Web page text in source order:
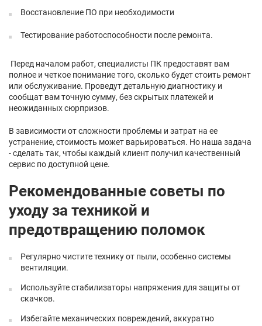
Восстановление ПО при необходимости
Тестирование работоспособности после ремонта.
Перед началом работ, специалисты ПК предоставят вам
полное и четкое понимание того, сколько будет стоить ремонт
или обслуживание. Проведут детальную диагностику и
сообщат вам точную сумму, без скрытых платежей и
неожиданных сюрпризов.
В зависимости от сложности проблемы и затрат на ее
устранение, стоимость может варьироваться. Но наша задача
- сделать так, чтобы каждый клиент получил качественный
сервис по доступной цене.
Рекомендованные советы по
уходу за техникой и
предотвращению поломок
Регулярно чистите технику от пыли, особенно системы
вентиляции.
Используйте стабилизаторы напряжения для защиты от
скачков.
Избегайте механических повреждений, аккуратно